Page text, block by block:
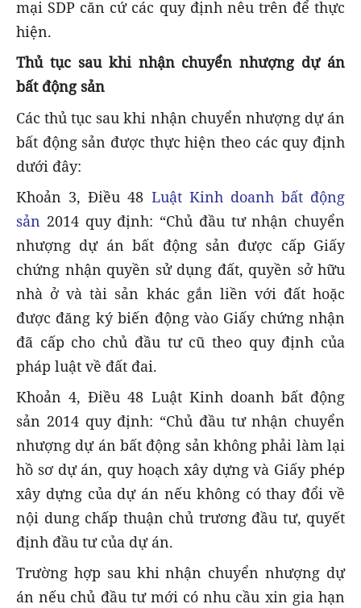
mại SDP căn cứ các quy định nêu trên để thực
hiện.
Thủ tục sau khi nhận chuyển nhượng dự án
bất động sản
Các thủ tục sau khi nhận chuyển nhượng dự án
bất động sản được thực hiện theo các quy định
dưới đây:
Khoản 3, Điều 48 Luật Kinh doanh bất động
sản 2014 quy định: “Chủ đầu tư nhận chuyển
nhượng dự án bất động sản được cấp Giấy
chứng nhận quyền sử dụng đất, quyền sở hữu
nhà ở và tài sản khác gắn liền với đất hoặc
được đăng ký biến động vào Giấy chứng nhận
đã cấp cho chủ đầu tư cũ theo quy định của
pháp luật về đất đai.
Khoản 4, Điều 48 Luật Kinh doanh bất động
sản 2014 quy định: “Chủ đầu tư nhận chuyển
nhượng dự án bất động sản không phải làm lại
hồ sơ dự án, quy hoạch xây dựng và Giấy phép
xây dựng của dự án nếu không có thay đổi về
nội dung chấp thuận chủ trương đầu tư, quyết
định đầu tư của dự án.
Trường hợp sau khi nhận chuyển nhượng dự
án nếu chủ đầu tư mới có nhu cầu xin gia hạn